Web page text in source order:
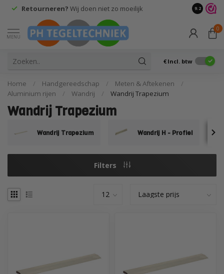
Retourneren? Wij doen niet zo moeilijk 9.2
MENU
0
€ Incl. btw
Home / Handgereedschap / Meten & Aftekenen
/
Aluminium rijen
/ Wandrij / Wandrij Trapezium
Wandrij Trapezium
Wandrij Trapezium Wandrij H - Profiel
Filters